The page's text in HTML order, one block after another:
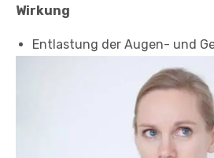
Wirkung
Entlastung der Augen- und